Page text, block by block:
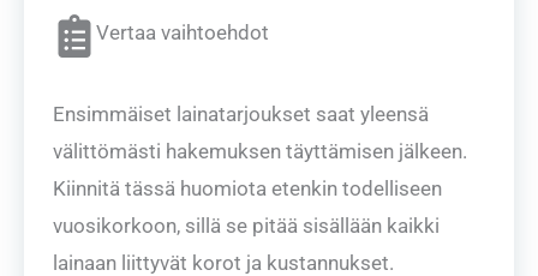
Vertaa vaihtoehdot
Ensimmäiset lainatarjoukset saat yleensä
välittömästi hakemuksen täyttämisen jälkeen.
Kiinnitä tässä huomiota etenkin todelliseen
vuosikorkoon, sillä se pitää sisällään kaikki
lainaan liittyvät korot ja kustannukset.